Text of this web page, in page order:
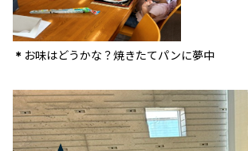
＊ お味はどうかな？焼きたてパンに夢中